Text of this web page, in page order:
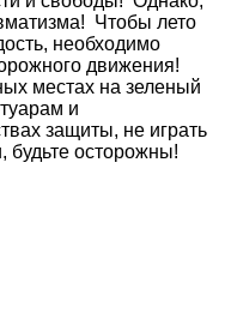
Чтобы лето
необходимо
движения!
местах на зеленый
и
защиты, не играть
будьте осторожны!